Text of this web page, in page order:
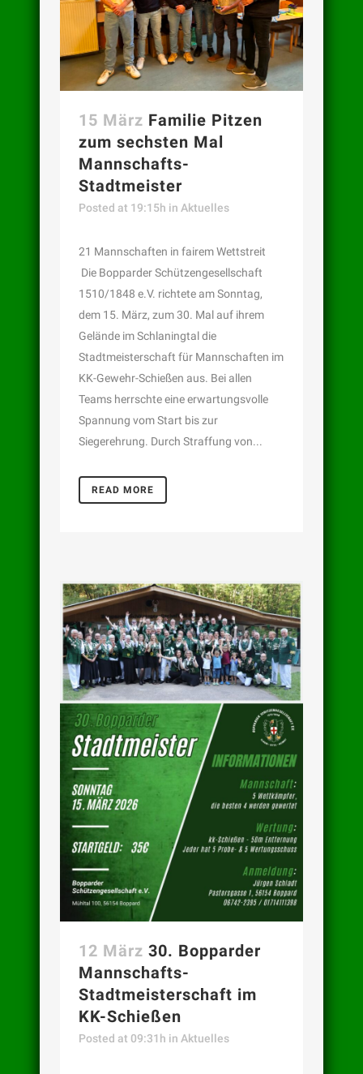
15 März Familie Pitzen
zum sechsten Mal
Mannschafts-
Stadtmeister
Posted at 19:15h in Aktuelles
21 Mannschaften in fairem Wettstreit
Die Bopparder Schützengesellschaft
1510/1848 e.V. richtete am Sonntag,
dem 15. März, zum 30. Mal auf ihrem
Gelände im Schlaningtal die
Stadtmeisterschaft für Mannschaften im
KK-Gewehr-Schießen aus. Bei allen
Teams herrschte eine erwartungsvolle
Spannung vom Start bis zur
Siegerehrung. Durch Straffung von...
READ MORE
12 März 30. Bopparder
Mannschafts-
Stadtmeisterschaft im
KK-Schießen
Posted at 09:31h in Aktuelles